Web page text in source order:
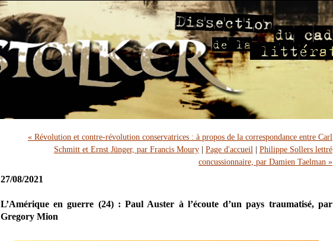
« Révolution et contre-révolution conservatrices : à propos de la correspondance entre Carl
Schmitt et Ernst Jünger, par Francis Moury| Page d'accueil | Philippe Sollers lettré
concussionnaire, par Damien Taelman »
27/08/2021
L’Amérique en guerre (24) : Paul Auster à l’écoute d’un pays traumatisé, par
Gregory Mion